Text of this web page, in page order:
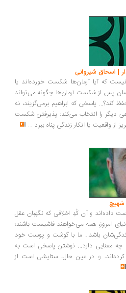
شیروانی
آرمان‌ها شکست خورده‌اند یا
شکست آرمان‌ها چگونه می‌تواند
پاسخی که ابراهیم برمی‌گزیند، نه
را انتخاب می‌کند: پذیرفتن شکست
یا انکار زندگی پناه ببرد...
و آن کُدِ اخلاقی که نگهبان عقل
همه می‌خواهند فاشیست باشند؛
باشد... ما با گوشت و پوست خود
دارد... نوشتن پاسخی است به
و در عین حال، ستایشی است از